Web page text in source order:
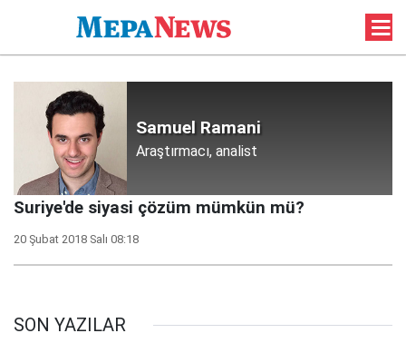
Samuel Ramani
Araştırmacı, analist
Suriye'de siyasi çözüm mümkün mü?
20 Şubat 2018 Salı 08:18
SON YAZILAR